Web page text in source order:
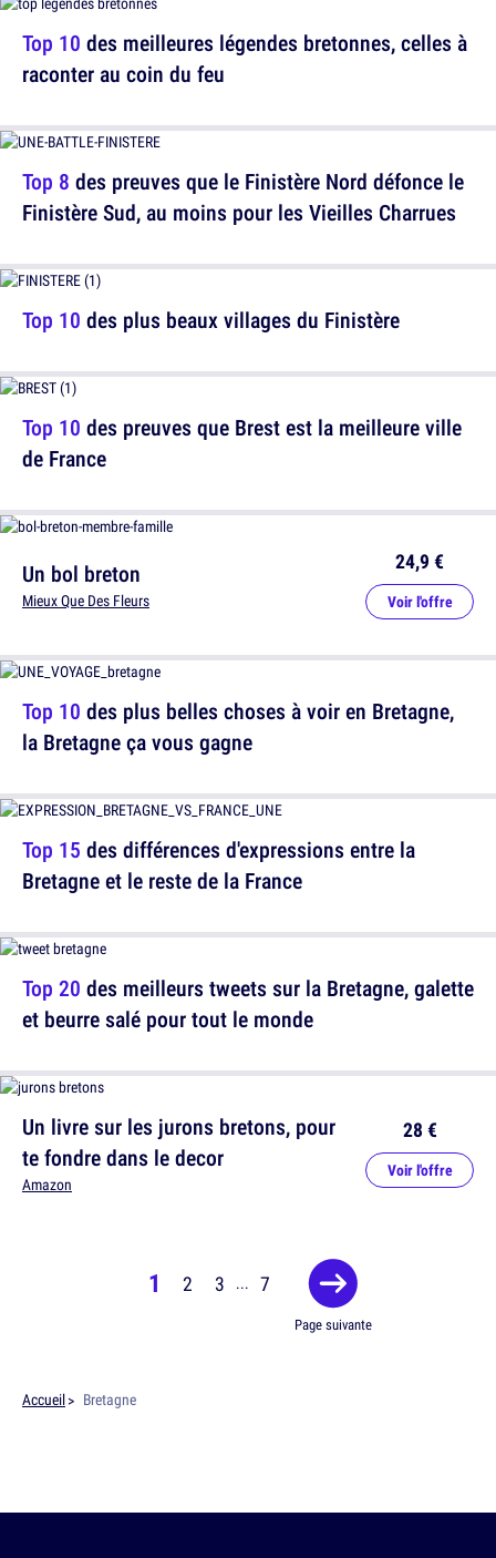
Top 8 des preuves que le Finistère Nord défonce le
Finistère Sud, au moins pour les Vieilles Charrues
Top 10 des preuves que Brest est la meilleure ville
de France
Top 10 des plus belles choses à voir en Bretagne,
la Bretagne ça vous gagne
Top 20 des meilleurs tweets sur la Bretagne, galette
et beurre salé pour tout le monde
Top 10 des meilleures légendes bretonnes, celles à
raconter au coin du feu
Top 10 des plus beaux villages du Finistère
Un bol breton
Mieux Que Des Fleurs
24,9 €
Voir l'offre
Top 15 des différences d'expressions entre la
Bretagne et le reste de la France
Un livre sur les jurons bretons, pour
te fondre dans le decor
Amazon
28 €
Voir l'offre
1 2 3 ... 7
Page suivante
Accueil Bretagne